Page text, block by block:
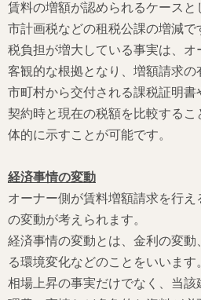
賃料の増額が認められるケース
市計画税などの租税公課の増減で
税負担が増大している事実は、
客観的な根拠となり、増額請求の
市町村から交付される課税証明書
契約時と現在の税額を比較する
体的に示すことが可能です。
経済事情の変動
オーナー側が賃料増額請求を行
の変動が考えられます。
経済事情の変動とは、金利の変動
る環境変化などのことをいいます
相場上昇の事実だけでなく、当